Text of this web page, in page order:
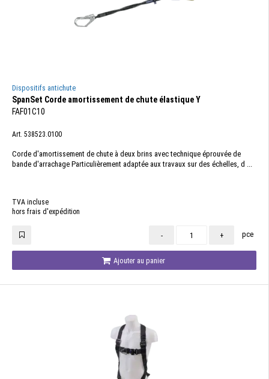
Dispositifs antichute
SpanSet Corde amortissement de chute élastique Y
FAF01C10
Art. 538523.0100
Corde d'amortissement de chute à deux brins avec technique éprouvée de
bande d'arrachage Particulièrement adaptée aux travaux sur des échelles, d ...
TVA incluse
hors frais d'expédition
- + pce
Ajouter au panier